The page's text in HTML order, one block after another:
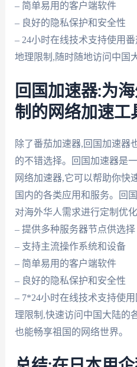
– 简单易用的客户端软件
– 良好的隐私保护和安全性
– 24小时在线技术支持使用
地理限制,随时随地访问中国
回国加速器:为
制的网络加速工
除了番茄加速器,回国加速器
的不错选择。回国加速器是
网络加速器,它可以帮助你快
国内的各类应用和服务。回
对海外华人需求进行定制优化
– 提供多种服务器节点供选择
– 支持主流操作系统和设备
– 简单易用的客户端软件
– 良好的隐私保护和安全性
– 7*24小时在线技术支持使
理限制,快速访问中国大陆的
也能畅享祖国的网络世界。